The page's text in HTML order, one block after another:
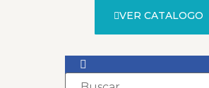
VER CATALOGO